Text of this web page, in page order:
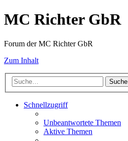
MC Richter GbR
Forum der MC Richter GbR
Zum Inhalt
Suche
Schnellzugriff
Unbeantwortete Themen
Aktive Themen